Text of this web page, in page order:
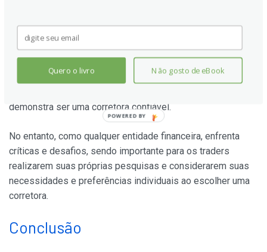
A Admirals é Confiável?
Considerando sua regulamentação por autoridades
financeiras renomadas, a longevidade no mercado e as
demonstra ser uma corretora confiável.
No entanto, como qualquer entidade financeira, enfrenta
críticas e desafios, sendo importante para os traders
realizarem suas próprias pesquisas e considerarem suas
necessidades e preferências individuais ao escolher uma
corretora.
Conclusão
Quero o livro Não gosto de eBook
POWERED BY